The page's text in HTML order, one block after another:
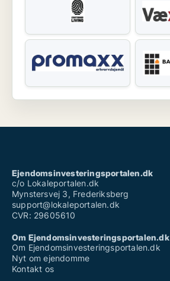
Ejendomsinvesteringsportalen.dk
c/o Lokaleportalen.dk
Mynstersvej 3, Frederiksberg
support@lokaleportalen.dk
CVR: 29605610
Om Ejendomsinvesteringsportalen.dk
Om Ejendomsinvesteringsportalen.dk
Nyt om ejendomme
Kontakt os